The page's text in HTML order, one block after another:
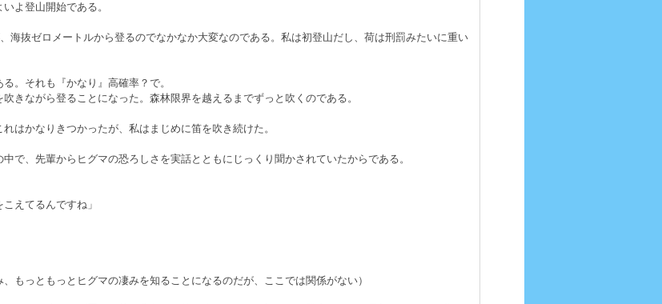
よ登山開始である。
海抜ゼロメートルから登るのでなかなか大変なのである。私は初登山だし、荷は刑罰みたいに重い
。それも『かなり』高確率？で。
きながら登ることになった。森林限界を越えるまでずっと吹くのである。
はかなりきつかったが、私はまじめに笛を吹き続けた。
で、先輩からヒグマの恐ろしさを実話とともにじっくり聞かされていたからである。
えてるんですね」
もっともっとヒグマの凄みを知ることになるのだが、ここでは関係がない）